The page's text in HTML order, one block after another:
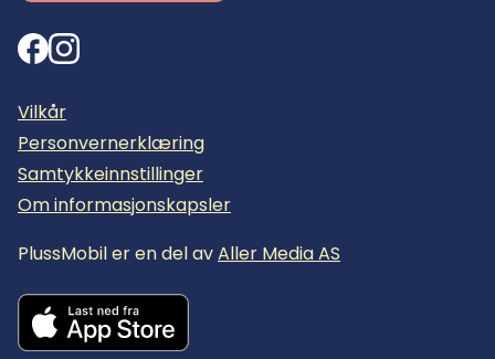
Vilkår
Personvernerklæring
Samtykkeinnstillinger
Om informasjonskapsler
PlussMobil er en del avAller Media AS